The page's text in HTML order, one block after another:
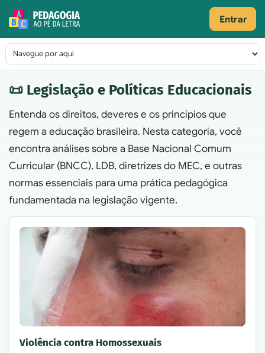
Pular para o conteúdo
Entrar
Navegação principal
📜 Legislação e Políticas Educacionais
Entenda os direitos, deveres e os princípios que
regem a educação brasileira. Nesta categoria, você
encontra análises sobre a Base Nacional Comum
Curricular (BNCC), LDB, diretrizes do MEC, e outras
normas essenciais para uma prática pedagógica
fundamentada na legislação vigente.
Violência contra Homossexuais